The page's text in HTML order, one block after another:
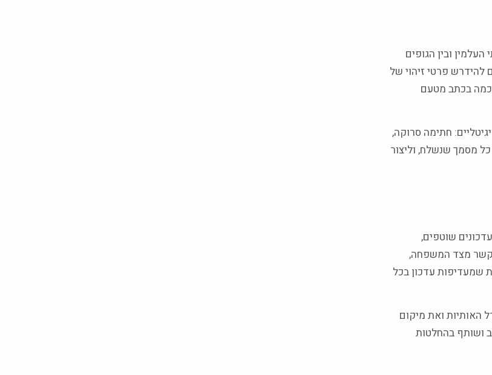
ובין הגופים
פרטי זיהוי של
בכתב מטעם
חתימה סרוקה,
מסמך שנשלח, וליצור
שוטפים,
מצד המשפחה,
שמעדיפות עדכון בכל
האותיות ואת מיקום
ושותף בהחלטות